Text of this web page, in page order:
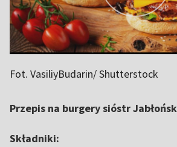
Fot. VasiliyBudarin/ Shutterstock
Przepis na burgery sióstr
Składniki: